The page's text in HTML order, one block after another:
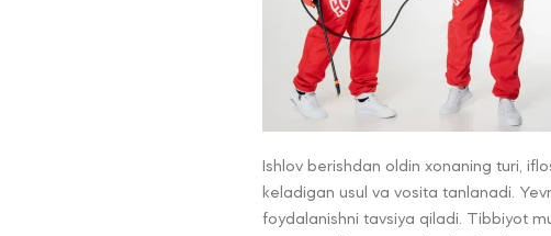
Ishlov berishdan oldin xonaning turi,
keladigan usul va vosita tanlanadi.
foydalanishni tavsiya qiladi. Tibbiyot